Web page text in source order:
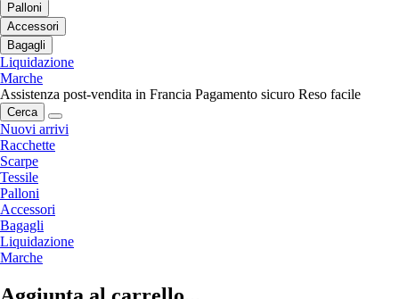
Palloni
Accessori
Bagagli
Liquidazione
Marche
Assistenza post-vendita in Francia Pagamento sicuro Reso facile
Cerca
Nuovi arrivi
Racchette
Scarpe
Tessile
Palloni
Accessori
Bagagli
Liquidazione
Marche